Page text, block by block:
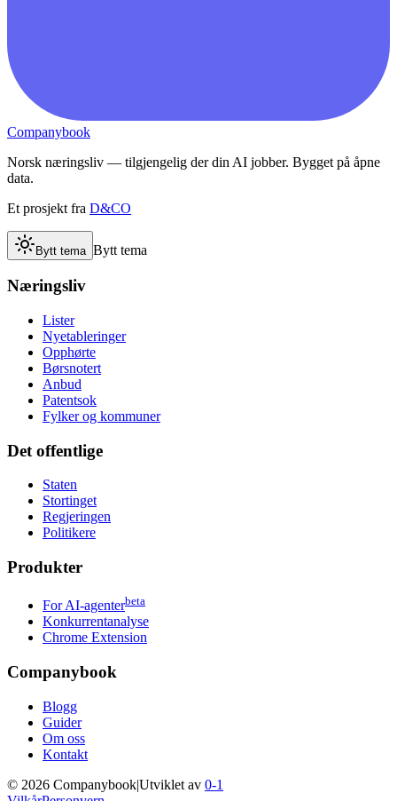
Companybook
Norsk næringsliv — tilgjengelig der din AI jobber. Bygget på åpne
data.
Et prosjekt fra D&CO
Bytt tema Bytt tema
Næringsliv
Lister
Nyetableringer
Opphørte
Børsnotert
Anbud
Patentsok
Fylker og kommuner
Det offentlige
Staten
Stortinget
Regjeringen
Politikere
Produkter
For AI-agenterbeta
Konkurrentanalyse
Chrome Extension
Companybook
Blogg
Guider
Om oss
Kontakt
© 2026 Companybook|Utviklet av 0-1